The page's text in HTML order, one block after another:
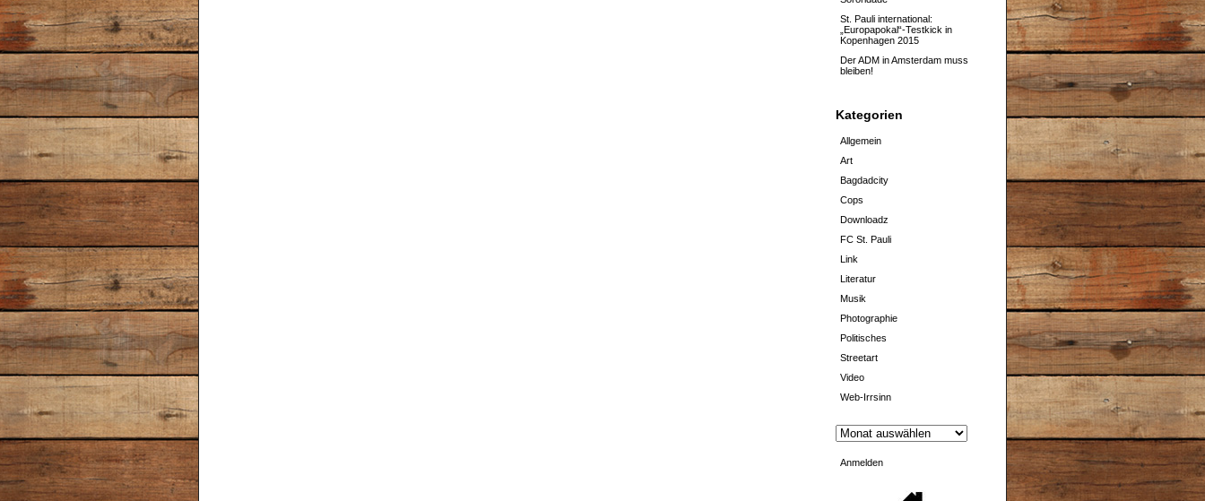
St. Pauli international:
„Europapokal“-Testkick in
Kopenhagen 2015
Der ADM in Amsterdam muss
bleiben!
Kategorien
Allgemein
Art
Bagdadcity
Cops
Downloadz
FC St. Pauli
Link
Literatur
Musik
Photographie
Politisches
Streetart
Video
Web-Irrsinn
Anmelden